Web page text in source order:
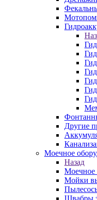
Другие
Моечное
Назад
Моечное
Мойки
Швабры